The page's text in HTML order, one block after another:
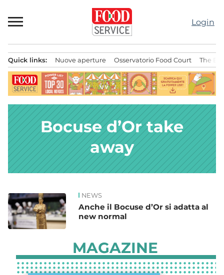
al
contenuto
Login
principale
Quick links: Nuove aperture Osservatorio Food Court The
Bocuse d’Or take
away
News NEWS
Anche il Bocuse d’Or si adatta al
new normal
MAGAZINE